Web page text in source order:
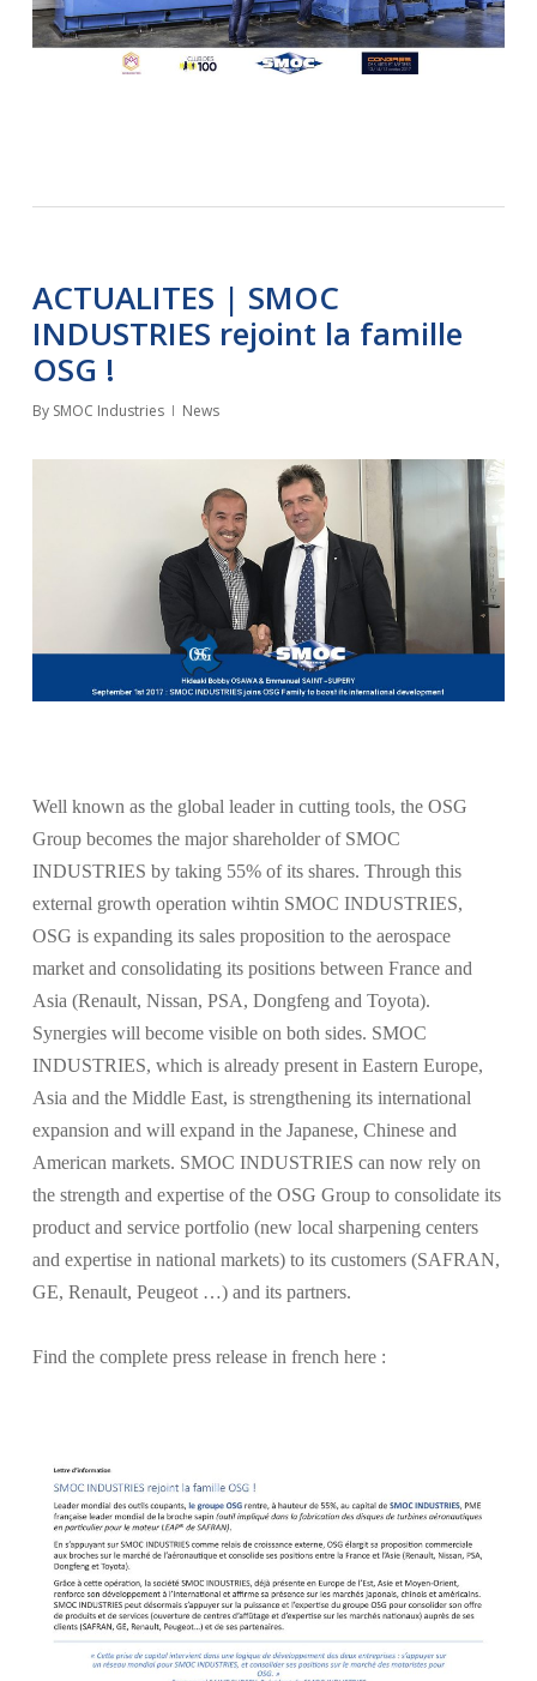
ACTUALITES | SMOC
INDUSTRIES rejoint la famille
OSG !
By SMOC Industries News
Well known as the global leader in cutting tools, the OSG
Group becomes the major shareholder of SMOC
INDUSTRIES by taking 55% of its shares. Through this
external growth operation wihtin SMOC INDUSTRIES,
OSG is expanding its sales proposition to the aerospace
market and consolidating its positions between France and
Asia (Renault, Nissan, PSA, Dongfeng and Toyota).
Synergies will become visible on both sides. SMOC
INDUSTRIES, which is already present in Eastern Europe,
Asia and the Middle East, is strengthening its international
expansion and will expand in the Japanese, Chinese and
American markets. SMOC INDUSTRIES can now rely on
the strength and expertise of the OSG Group to consolidate its
product and service portfolio (new local sharpening centers
and expertise in national markets) to its customers (SAFRAN,
GE, Renault, Peugeot …) and its partners.
Find the complete press release in french here :